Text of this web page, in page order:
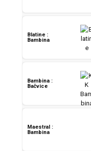
Blatine :
Bambina
Bambina :
Bačvice
Maestral :
Bambina